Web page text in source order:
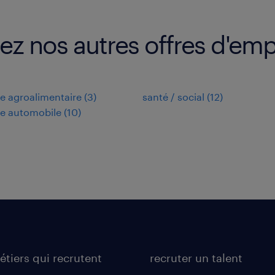
nos autres offres
agroalimentaire (3)
automobile (10)
santé / social (12)
qui recrutent recruter un talent